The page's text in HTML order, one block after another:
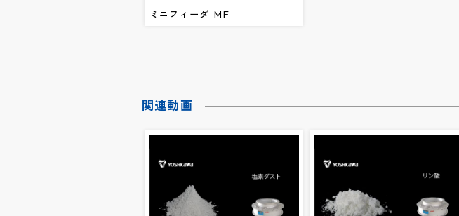
ミニフィーダ MF
関連動画